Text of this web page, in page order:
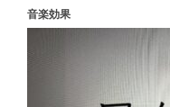
音楽効果